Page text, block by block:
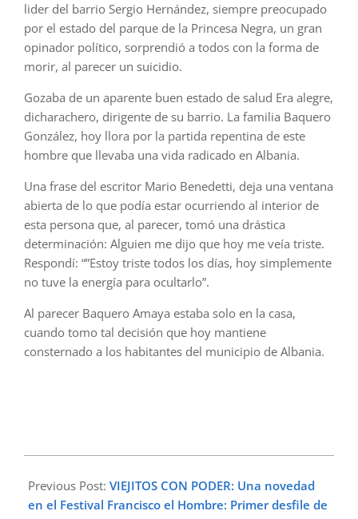
lider del barrio Sergio Hernández, siempre preocupado
por el estado del parque de la Princesa Negra, un gran
opinador político, sorprendió a todos con la forma de
morir, al parecer un suicidio.
Gozaba de un aparente buen estado de salud Era alegre,
dicharachero, dirigente de su barrio. La familia Baquero
González, hoy llora por la partida repentina de este
hombre que llevaba una vida radicado en Albania.
Una frase del escritor Mario Benedetti, deja una ventana
abierta de lo que podía estar ocurriendo al interior de
esta persona que, al parecer, tomó una drástica
determinación: Alguien me dijo que hoy me veía triste.
Respondí: “”Estoy triste todos los días, hoy simplemente
no tuve la energía para ocultarlo”.
Al parecer Baquero Amaya estaba solo en la casa,
cuando tomo tal decisión que hoy mantiene
consternado a los habitantes del municipio de Albania.
06-
06
Previous Post: VIEJITOS CON PODER: Una novedad
en el Festival Francisco el Hombre: Primer desfile de